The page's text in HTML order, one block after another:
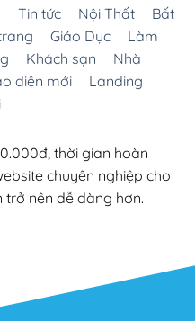
Tin tức Nội Thất
Bất
Giáo Dục
Làm
Khách sạn
Nhà
diện mới
Landing
thời gian hoàn
chuyên nghiệp cho
nên dễ dàng hơn.